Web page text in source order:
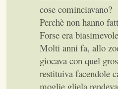
cose cominciavano?
Perchè non hanno
Forse era
Molti anni fa, allo
giocava con quel
restituiva facendole
moglie gliela